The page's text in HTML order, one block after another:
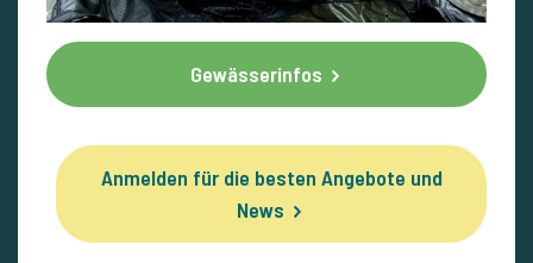
Gewässerinfos
Anmelden für die besten Angebote und
News